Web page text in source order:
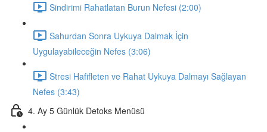
Sindirimi Rahatlatan Burun Nefesi (2:00)
Sahurdan Sonra Uykuya Dalmak İçin
Uygulayabileceğin Nefes (3:06)
Stresi Hafifleten ve Rahat Uykuya Dalmayı Sağlayan
Nefes (3:43)
4. Ay 5 Günlük Detoks Menüsü